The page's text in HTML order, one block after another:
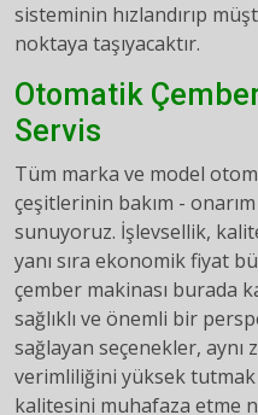
sisteminin hızlandırıp
noktaya taşıyacaktır.
Otomatik
Servis
Tüm marka ve model
çeşitlerinin bakım -
sunuyoruz. İşlevsellik,
yanı sıra ekonomik fiyat
çember makinası burada
sağlıklı ve önemli bir
sağlayan seçenekler,
verimliliğini yüksek
kalitesini muhafaza etme